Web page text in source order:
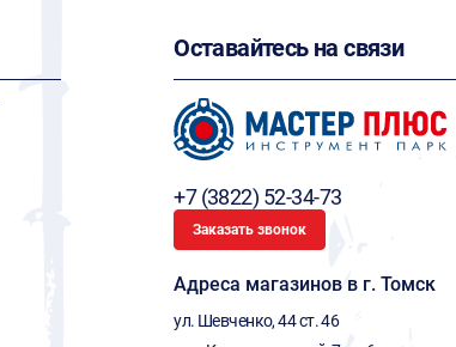
Оставайтесь на связи
+7 (3822) 52-34-73
Заказать звонок
Адреса магазинов в г. Томск
ул. Шевченко, 44 ст. 46